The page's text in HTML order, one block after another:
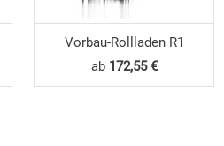
Vorbau-Rollladen R1
ab 172,55 €